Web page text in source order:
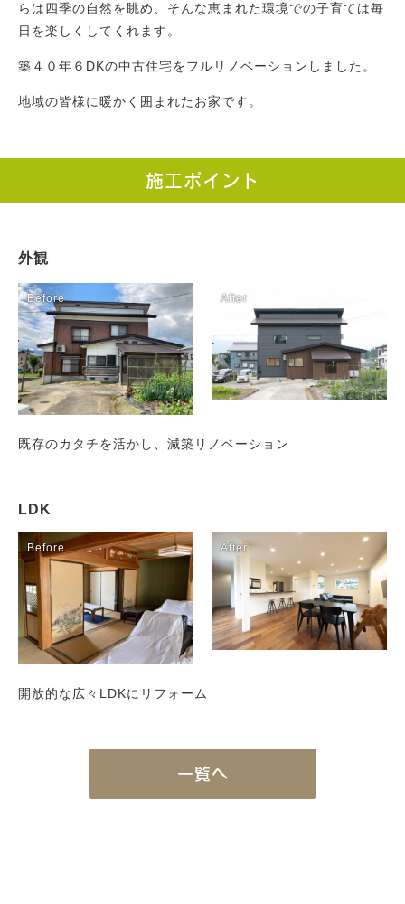
施工例
新築注文住宅
暮らし再生
Event
イベント
Real estate
Initiative
After Service
建ててからのお付き合い
Company
会社概要
ブログ
らは四季の自然を眺め、そんな恵まれた環境での子育ては毎
日を楽しくしてくれます。
築４０年６DKの中古住宅をフルリノベーションしました。
地域の皆様に暖かく囲まれたお家です。
施工ポイント
外観
既存のカタチを活かし、減築リノベーション
LDK
開放的な広々LDKにリフォーム
一覧へ